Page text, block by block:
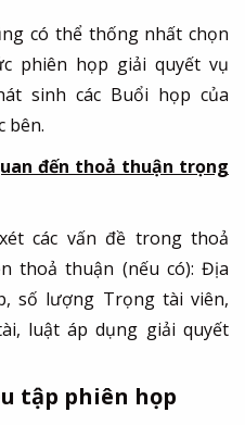
có thể thống nhất chọn
phiên họp giải quyết vụ
sinh các Buổi họp của
bên.
đến thoả thuận trọng
các vấn đề trong thoả
thoả thuận (nếu có): Địa
số lượng Trọng tài viên,
luật áp dụng giải quyết
tập phiên họp